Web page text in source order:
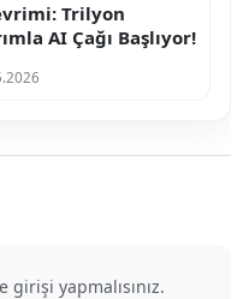
Trilyon
AI Çağı Başlıyor!
yapmalısınız.